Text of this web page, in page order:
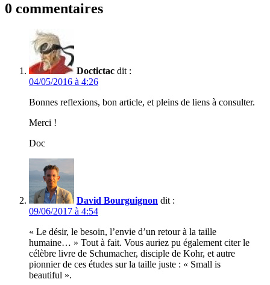
0 commentaires
Doctictac dit :
04/05/2016 à 4:26
Bonnes reflexions, bon article, et pleins de liens à consulter.
Merci !
Doc
David Bourguignon dit :
09/06/2017 à 4:54
« Le désir, le besoin, l’envie d’un retour à la taille
humaine… » Tout à fait. Vous auriez pu également citer le
célèbre livre de Schumacher, disciple de Kohr, et autre
pionnier de ces études sur la taille juste : « Small is
beautiful ».